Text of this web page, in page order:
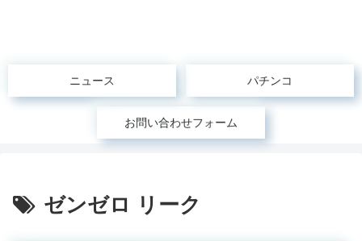
ニュース パチンコ
お問い合わせフォーム
ゼンゼロ リーク